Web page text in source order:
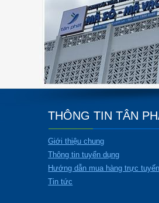
THÔNG TIN TÂN
Giới thiệu chung
Thông tin tuyển dụng
Hướng dẫn mua hàng trực tuyến
Tin tức